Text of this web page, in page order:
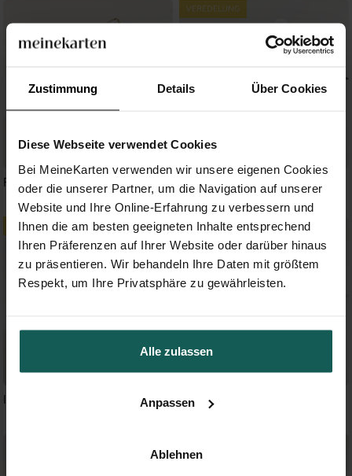
Zustimmung Details Über Cookies
Diese Webseite verwendet Cookies
Bei MeineKarten verwenden wir unsere eigenen Cookies
oder die unserer Partner, um die Navigation auf unserer
Website und Ihre Online-Erfahrung zu verbessern und
Ihnen die am besten geeigneten Inhalte entsprechend
Ihren Präferenzen auf Ihrer Website oder darüber hinaus
zu präsentieren. Wir behandeln Ihre Daten mit größtem
Respekt, um Ihre Privatsphäre zu gewährleisten.
Alle zulassen
Anpassen
Ablehnen
Freude pur Graziös - Gold
Subtiles Flechten - Gold